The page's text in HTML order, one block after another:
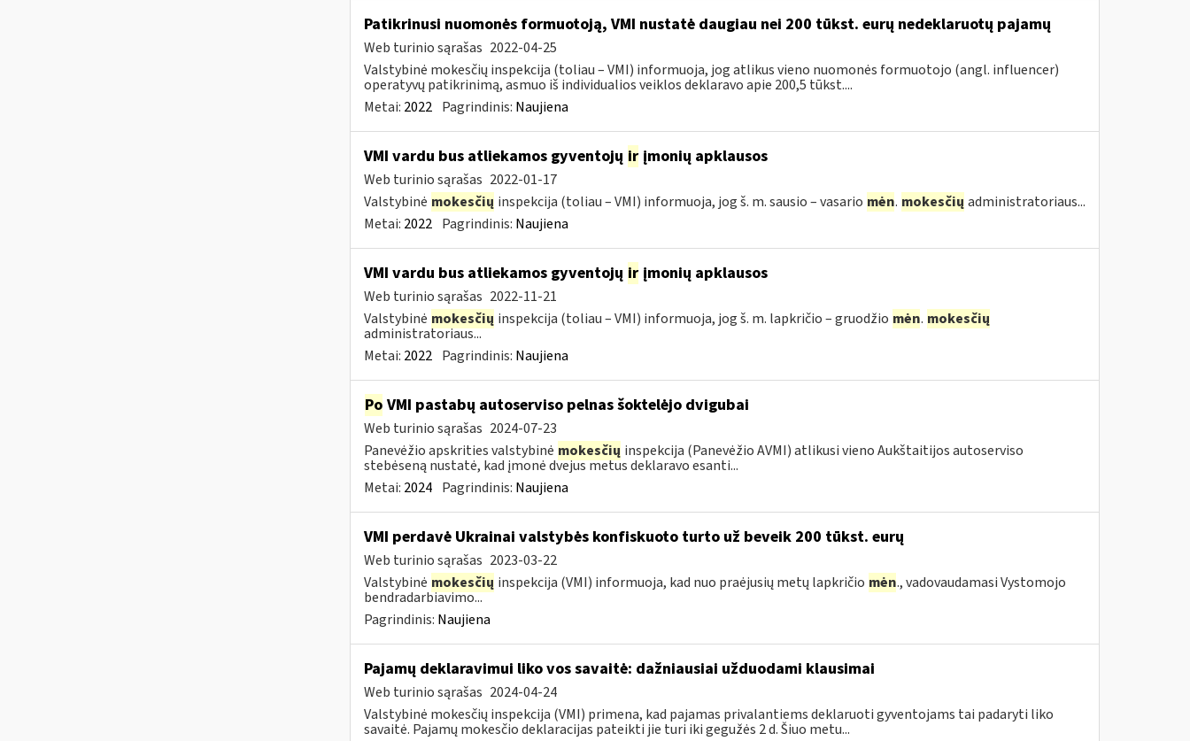
Patikrinusi nuomonės formuotoją, VMI nustatė daugiau nei 200 tūkst. eurų nedeklaruotų pajamų
Web turinio sąrašas 2022-04-25
Valstybinė mokesčių inspekcija (toliau – VMI) informuoja, jog atlikus vieno nuomonės formuotojo (angl. influencer)
operatyvų patikrinimą, asmuo iš individualios veiklos deklaravo apie 200,5 tūkst....
Metai: 2022 Pagrindinis: Naujiena
VMI vardu bus atliekamos gyventojų irįmonių apklausos
Web turinio sąrašas 2022-01-17
Valstybinė mokesčių inspekcija (toliau – VMI) informuoja, jog š. m. sausio – vasario mėn. mokesčių administratoriaus...
Metai: 2022 Pagrindinis: Naujiena
VMI vardu bus atliekamos gyventojų irįmonių apklausos
Web turinio sąrašas 2022-11-21
Valstybinė mokesčių inspekcija (toliau – VMI) informuoja, jog š. m. lapkričio – gruodžio mėn. mokesčių
administratoriaus...
Metai: 2022 Pagrindinis: Naujiena
Po VMI pastabų autoserviso pelnas šoktelėjo dvigubai
Web turinio sąrašas 2024-07-23
Panevėžio apskrities valstybinė mokesčių inspekcija (Panevėžio AVMI) atlikusi vieno Aukštaitijos autoserviso
stebėseną nustatė, kad įmonė dvejus metus deklaravo esanti...
Metai: 2024 Pagrindinis: Naujiena
VMI perdavė Ukrainai valstybės konfiskuoto turto už beveik 200 tūkst. eurų
Web turinio sąrašas 2023-03-22
Valstybinė mokesčių inspekcija (VMI) informuoja, kad nuo praėjusių metų lapkričio mėn., vadovaudamasi Vystomojo
bendradarbiavimo...
Pagrindinis: Naujiena
Pajamų deklaravimui liko vos savaitė: dažniausiai užduodami klausimai
Web turinio sąrašas 2024-04-24
Valstybinė mokesčių inspekcija (VMI) primena, kad pajamas privalantiems deklaruoti gyventojams tai padaryti liko
savaitė. Pajamų mokesčio deklaracijas pateikti jie turi iki gegužės 2 d. Šiuo metu...